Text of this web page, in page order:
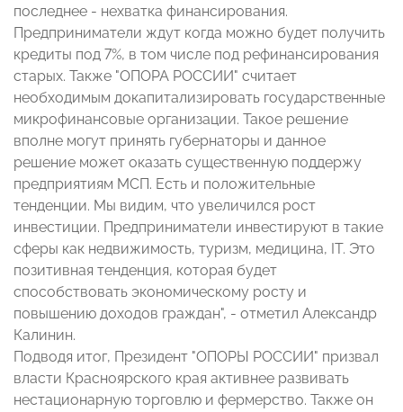
последнее - нехватка финансирования.
Предприниматели ждут когда можно будет получить
кредиты под 7%, в том числе под рефинансирования
старых. Также "ОПОРА РОССИИ" считает
необходимым докапитализировать государственные
микрофинансовые организации. Такое решение
вполне могут принять губернаторы и данное
решение может оказать существенную поддержу
предприятиям МСП. Есть и положительные
тенденции. Мы видим, что увеличился рост
инвестиции. Предприниматели инвестируют в такие
сферы как недвижимость, туризм, медицина, IT. Это
позитивная тенденция, которая будет
способствовать экономическому росту и
повышению доходов граждан", - отметил Александр
Калинин.
Подводя итог, Президент "ОПОРЫ РОССИИ" призвал
власти Красноярского края активнее развивать
нестационарную торговлю и фермерство. Также он